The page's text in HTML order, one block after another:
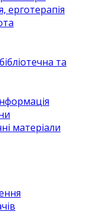
ерготерапія
та
матеріали